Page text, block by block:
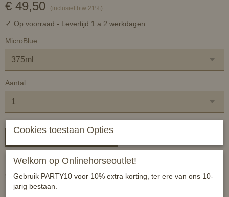
€ 49,50 (inclusief btw 21%)
✓ Op voorraad - Levertijd 1 a 2 werkdagen
MicroBlue
Aantal
Micro Blue is hét product om van rotstraal af te komen. Het werkt
snel, effectief en is eenvoudig in gebruik.
Micro Blue is een product dat rotstraal tot in de kern aanpakt, zelfs
Cookies toestaan Opties
Welkom op Onlinehorseoutlet!
Gebruik PARTY10 voor 10% extra korting, ter ere van ons 10-
jarig bestaan.